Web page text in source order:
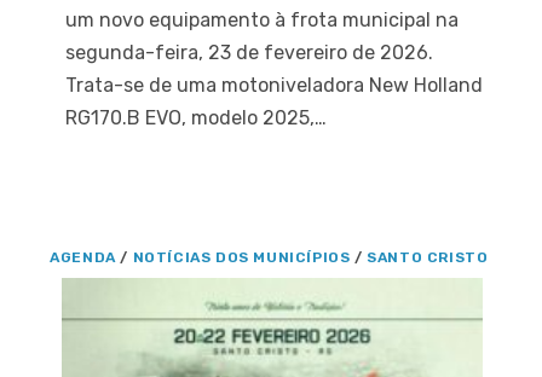
um novo equipamento à frota municipal na
segunda-feira, 23 de fevereiro de 2026.
Trata-se de uma motoniveladora New Holland
RG170.B EVO, modelo 2025,…
AGENDA/ NOTÍCIAS DOS MUNICÍPIOS / SANTO CRISTO